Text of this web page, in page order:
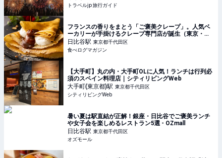
トラベルjp 旅行ガイド
フランスの香りをまとう「ご褒美クレープ」。人気ベ
ーカリーが手掛けるクレープ専門店が誕生（東京・日
比谷） | 食べログマガジン
日比谷駅 東京都千代田区
食べログマガジン
【大手町】丸の内・大手町OLに人気！ランチは行列必
須のスペイン料理店｜シティリビングWeb
大手町(東京都)駅 東京都千代田区
シティリビングWeb
暑い夏は駅直結が正解！銀座・日比谷でご褒美ランチ
や女子会を楽しめるレストラン5選 - OZmall
日比谷駅 東京都千代田区
オズモール